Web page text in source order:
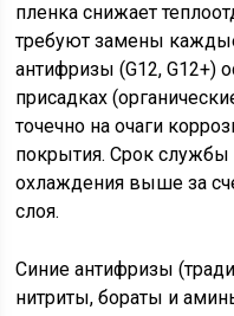
пленка снижает
требуют замены
антифризы (G12, G12+)
присадках
точечно на очаги
покрытия. Срок службы
охлаждения выше за
слоя.
Синие антифризы
нитриты, бораты и